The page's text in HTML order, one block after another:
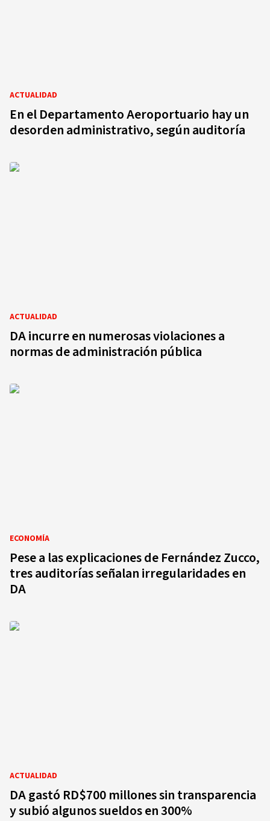
ACTUALIDAD
En el Departamento Aeroportuario hay un
desorden administrativo, según auditoría
ACTUALIDAD
DA incurre en numerosas violaciones a
normas de administración pública
ECONOMÍA
Pese a las explicaciones de Fernández Zucco,
tres auditorías señalan irregularidades en
DA
ACTUALIDAD
DA gastó RD$700 millones sin transparencia
y subió algunos sueldos en 300%